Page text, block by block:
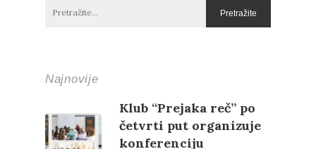
Najnovije
Klub “Prejaka reč” po
četvrti put organizuje
konferenciju